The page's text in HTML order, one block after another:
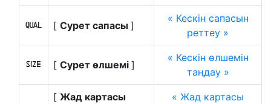
8 [ Сурет сапасы ]
Кескін сапасын
реттеу
o [ Сурет өлшемі ]
Кескін өлшемін
таңдау
[ Жад картасы
Жад картасы